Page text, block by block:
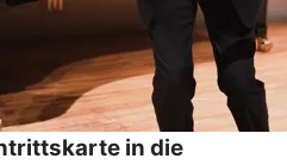
in die